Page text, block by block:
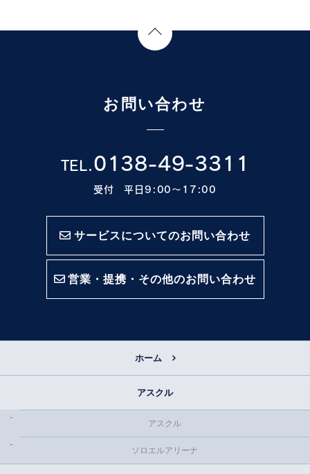
お問い合わせ
TEL.0138-49-3311
受付 平日9:00〜17:00
サービスについてのお問い合わせ
営業・提携・その他のお問い合わせ
ホーム
アスクル
アスクル
ソロエルアリーナ